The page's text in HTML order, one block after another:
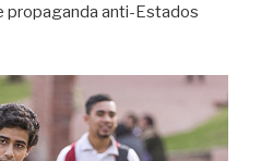
propaganda anti-Estados